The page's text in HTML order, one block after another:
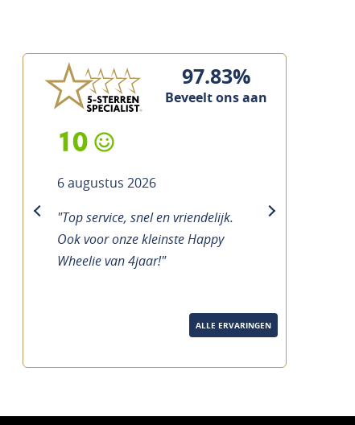
97.83%
Beveelt ons aan
10
6 augustus 2026
"Top service, snel en vriendelijk.
Ook voor onze kleinste Happy
Wheelie van 4jaar!"
previous next
ALLE ERVARINGEN